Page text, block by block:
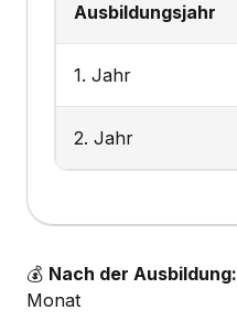
Ausbildungsjahr
1. Jahr
2. Jahr
💰 Nach der Ausbildung:
Monat